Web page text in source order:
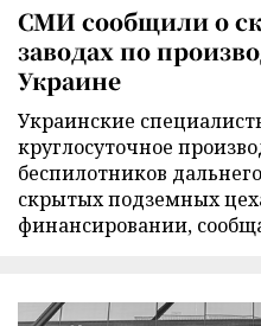
СМИ сообщили о
заводах по
Украине
Украинские
круглосуточное
беспилотников
скрытых подземных
финансировании,